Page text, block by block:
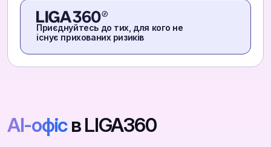
Приєднуйтесь до тих, для кого не
існує прихованих ризиків
АІ-офісв LIGA360